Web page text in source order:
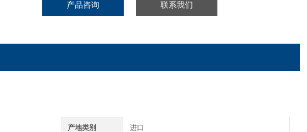
产品咨询 联系我们
产地类别 进口